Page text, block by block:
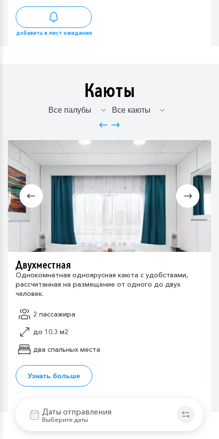
Даты отправления
Выберите даты
добавить в лист ожидания
Каюты
Двухместная
Однокомнатная одноярусная каюта с удобствами,
рассчитанная на размещение от одного до двух
человек.
2 пассажира
до 10.3 м2
два спальных места
Узнать больше